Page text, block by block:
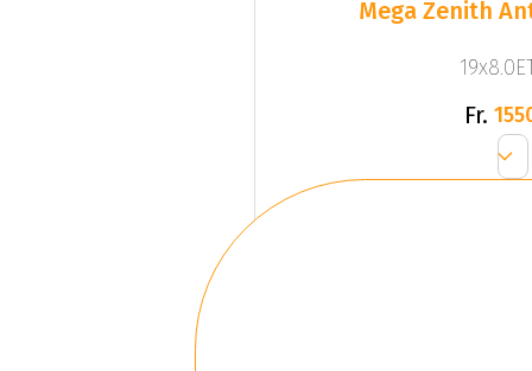
Mega Zenith
Fr.